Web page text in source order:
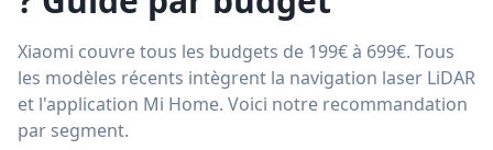
Xiaomi couvre tous les budgets de 199€ à 699€. Tous
les modèles récents intègrent la navigation laser LiDAR
et l'application Mi Home. Voici notre recommandation
par segment.